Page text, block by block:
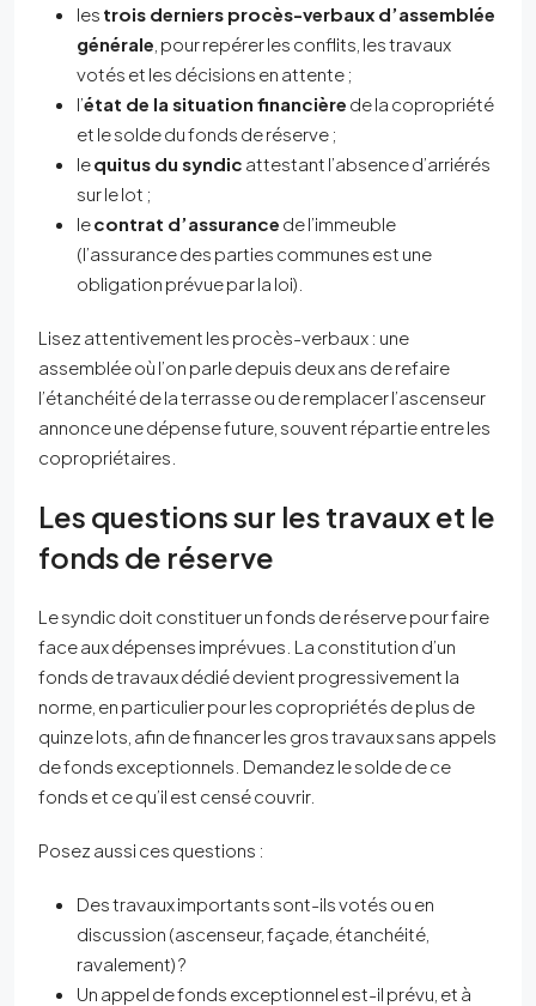
les trois derniers procès-verbaux d’assemblée
générale , pour repérer les conflits, les travaux
votés et les décisions en attente ;
l’état de la situation financière de la copropriété
et le solde du fonds de réserve ;
lequitus du syndic attestant l’absence d’arriérés
sur le lot ;
lecontrat d’assurance de l’immeuble
(l’assurance des parties communes est une
obligation prévue par la loi).
Lisez attentivement les procès-verbaux : une
assemblée où l’on parle depuis deux ans de refaire
l’étanchéité de la terrasse ou de remplacer l’ascenseur
annonce une dépense future, souvent répartie entre les
copropriétaires.
Les questions sur les travaux et le
fonds de réserve
Le syndic doit constituer un fonds de réserve pour faire
face aux dépenses imprévues. La constitution d’un
fonds de travaux dédié devient progressivement la
norme, en particulier pour les copropriétés de plus de
quinze lots, afin de financer les gros travaux sans appels
de fonds exceptionnels. Demandez le solde de ce
fonds et ce qu’il est censé couvrir.
Posez aussi ces questions :
Des travaux importants sont-ils votés ou en
discussion (ascenseur, façade, étanchéité,
ravalement) ?
Un appel de fonds exceptionnel est-il prévu, et à